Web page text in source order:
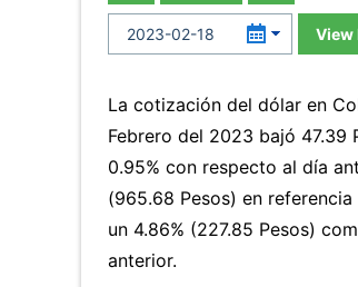
View
La cotización del dólar en
Febrero del 2023 bajó 47.39
0.95% con respecto al día
(965.68 Pesos) en
un 4.86% (227.85 Pesos)
anterior.